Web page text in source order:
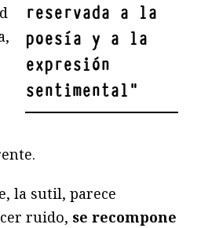
reservada a la
poesía y a la
expresión
sentimental"
la sutil, parece
ruido, se recompone